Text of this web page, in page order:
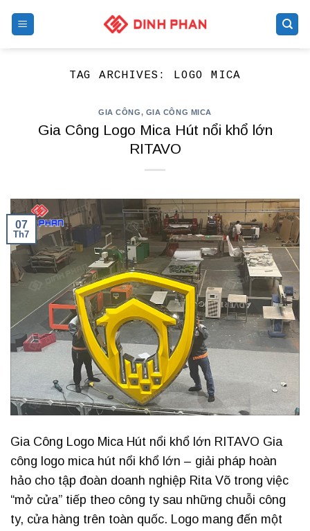
TAG ARCHIVES: LOGO MICA
GIA CÔNG, GIA CÔNG MICA
Gia Công Logo Mica Hút nổi khổ lớn
RITAVO
07
Th7
Gia Công Logo Mica Hút nổi khổ lớn RITAVO Gia
công logo mica hút nổi khổ lớn – giải pháp hoàn
hảo cho tập đoàn doanh nghiệp Rita Võ trong việc
“mở cửa” tiếp theo công ty sau những chuỗi công
ty, cửa hàng trên toàn quốc. Logo mang đến một